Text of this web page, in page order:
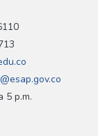
5 p.m.